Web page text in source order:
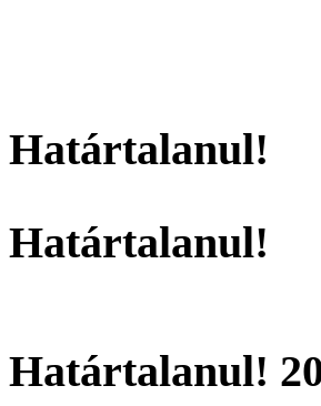
Határtalanul!
Határtalanul!
Határtalanul!